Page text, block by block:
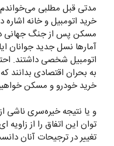
مدتی قبل مطلبی
خرید اتومبیل و خانه
مسکن پس از جنگ جهانی
آمارها نسل جدید جوانان
اتومبیل شخصی داشتند.
به بحران اقتصادی بدانند
خرید خودرو و مسکن
و یا نتیجه خیره‌سری ناشی
توان این اتفاق را از زاویه
تغییر در ترجیحات آنان